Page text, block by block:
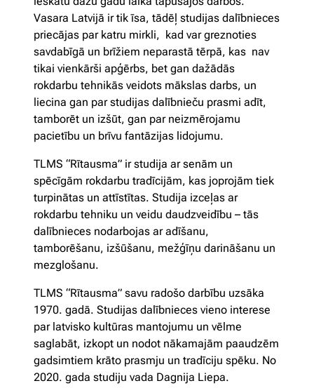
Vasara Latvijā ir tik īsa, tādēļ studijas dalībnieces
priecājas par katru mirkli, kad var greznoties
savdabīgā un brīžiem neparastā tērpā, kas nav
tikai vienkārši apģērbs, bet gan dažādās
rokdarbu tehnikās veidots mākslas darbs, un
liecina gan par studijas dalībnieču prasmi adīt,
tamborēt un izšūt, gan par neizmērojamu
pacietību un brīvu fantāzijas lidojumu.
TLMS “Rītausma” ir studija ar senām un
spēcīgām rokdarbu tradīcijām, kas joprojām tiek
turpinātas un attīstītas. Studija izceļas ar
rokdarbu tehniku un veidu daudzveidību – tās
dalībnieces nodarbojas ar adīšanu,
tamborēšanu, izšūšanu, mežģīņu darināšanu un
mezglošanu.
TLMS “Rītausma” savu radošo darbību uzsāka
1970. gadā. Studijas dalībnieces vieno interese
par latvisko kultūras mantojumu un vēlme
saglabāt, izkopt un nodot nākamajām paaudzēm
gadsimtiem krāto prasmju un tradīciju spēku. No
2020. gada studiju vada Dagnija Liepa.